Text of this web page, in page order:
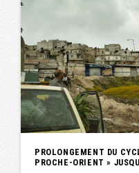
PROLONGEMENT DU
PROCHE-ORIENT »